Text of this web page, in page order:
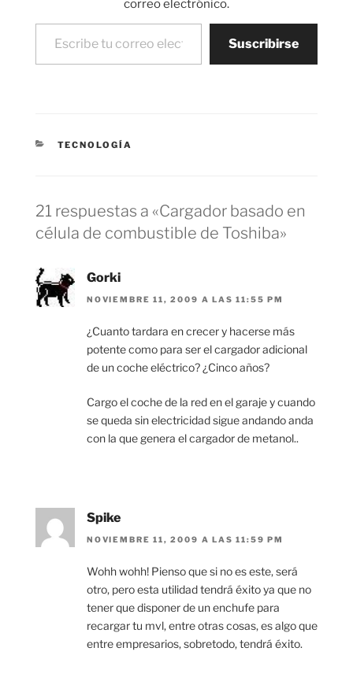
correo electrónico.
Escribe tu correo electrónico…
Suscribirse
CATEGORÍAS
TECNOLOGÍA
21 respuestas a «Cargador basado en
célula de combustible de Toshiba»
Gorki
NOVIEMBRE 11, 2009 A LAS 11:55 PM
¿Cuanto tardara en crecer y hacerse más
potente como para ser el cargador adicional
de un coche eléctrico? ¿Cinco años?
Cargo el coche de la red en el garaje y cuando
se queda sin electricidad sigue andando anda
con la que genera el cargador de metanol..
Spike
NOVIEMBRE 11, 2009 A LAS 11:59 PM
Wohh wohh! Pienso que si no es este, será
otro, pero esta utilidad tendrá éxito ya que no
tener que disponer de un enchufe para
recargar tu mvl, entre otras cosas, es algo que
entre empresarios, sobretodo, tendrá éxito.